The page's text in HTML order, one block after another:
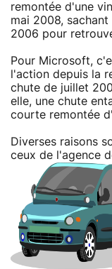
remontée d'une
mai 2008,
2006 pour
Pour Microsoft,
l'action depuis la
chute de juillet
elle, une chute
courte remontée
Diverses raisons
ceux de l'agence